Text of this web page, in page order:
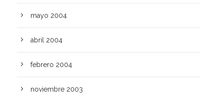
mayo 2004
abril 2004
febrero 2004
noviembre 2003